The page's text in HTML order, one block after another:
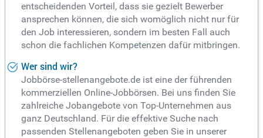
entscheidenden Vorteil, dass sie gezielt Bewerber
ansprechen können, die sich womöglich nicht nur für
den Job interessieren, sondern im besten Fall auch
schon die fachlichen Kompetenzen dafür mitbringen.
Wer sind wir?
Jobbörse-stellenangebote.de ist eine der führenden
kommerziellen Online-Jobbörsen. Bei uns finden Sie
zahlreiche Jobangebote von Top-Unternehmen aus
ganz Deutschland. Für die effektive Suche nach
passenden Stellenangeboten geben Sie in unserer